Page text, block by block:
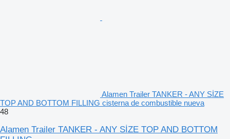
Alamen Trailer TANKER - ANY SİZE
TOP AND BOTTOM FILLING cisterna de combustible nueva
48
Alamen Trailer TANKER - ANY SİZE TOP AND BOTTOM